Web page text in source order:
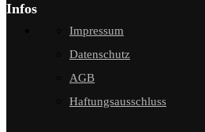
Infos
Impressum
Datenschutz
AGB
Haftungsausschluss